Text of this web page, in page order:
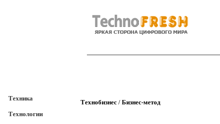
Техника
Технологии
Технобизнес / Бизнес-метод